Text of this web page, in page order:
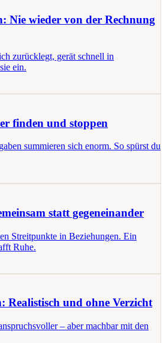
Nie wieder von der Rechnung
zurücklegt, gerät schnell in
ein.
finden und stoppen
summieren sich enorm. So spürst du
statt gegeneinander
Streitpunkte in Beziehungen. Ein
Ruhe.
Realistisch und ohne Verzicht
– aber machbar mit den